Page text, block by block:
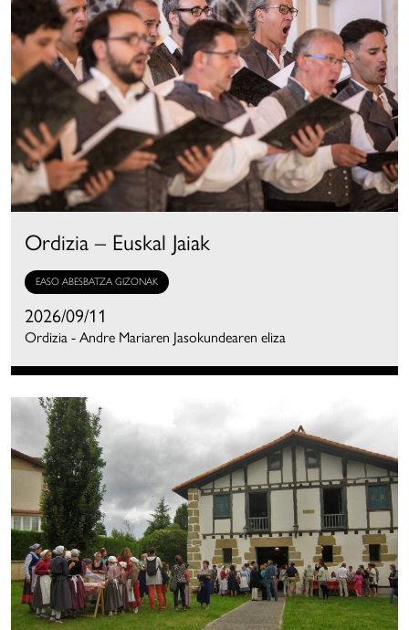
Ordizia – Euskal Jaiak
EASO ABESBATZA GIZONAK
2026/09/11
Ordizia - Andre Mariaren Jasokundearen eliza